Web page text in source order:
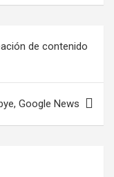
de contenido
Google News